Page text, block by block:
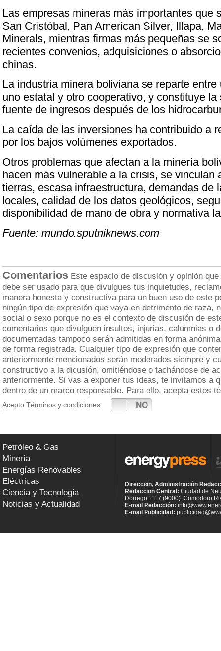
Las empresas mineras más importantes que
San Cristóbal, Pan American Silver, Illapa,
Minerals, mientras firmas más pequeñas se
recientes convenios, adquisiciones o
chinas.
La industria minera boliviana se reparte entre
uno estatal y otro cooperativo, y constituye la
fuente de ingresos después de los
La caída de las inversiones ha contribuido a
por los bajos volúmenes exportados.
Otros problemas que afectan a la minería
hacen más vulnerable a la crisis, se vinculan
tierras, escasa infraestructura, demandas de
locales, calidad de los datos geológicos,
disponibilidad de mano de obra y normativa
Fuente: mundo.sputniknews.com
Comentarios Este espacio de discusión y opinión
debe ser usado para que divulgues tus inquietudes,
manera honesta y constructiva para un buen uso de este
ningún tipo de expresión que vaya en detrimento de raza,
social o sexo porque no es el contexto de discusión de
comentarios que divulguen insultos, injurias, calumnias o
documentadas tampoco serán admitidas en forma
de forma registrada. Cualquier tipo de expresión que
anteriormente mencionados serán moderados siempre y
constructivo a la dicusión, omitiéndose o tachándose de
anteriormente. Si vas a exponer tus ideas, te invitamos a
dentro de un marco responsable. Para ello, acepta estos
Acepto Términos y condiciones NO
SI
Petróleo & Gas
Minería
Energías Renovables
Eléctricas
Ciencia y Tecnología
Noticias y Actualidad
Dirección, Administración
Redaccion Central: Ciudad de
Dorrego 1117 (9000). Comodoro
E-mail Redacción:
E-mail Publicidad: